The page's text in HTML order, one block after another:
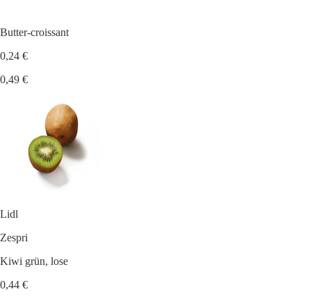
Butter-croissant
0,24 €
0,49 €
Lidl
Zespri
Kiwi grün, lose
0,44 €